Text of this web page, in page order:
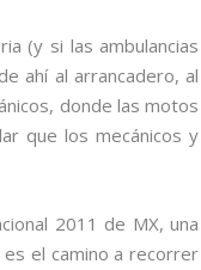
(y si las ambulancias
ahí al arrancadero, al
donde las motos
que los mecánicos y
2011 de MX, una
el camino a recorrer